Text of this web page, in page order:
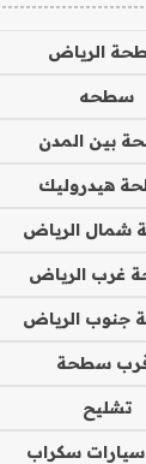
الرياض
سطحه
بين المدن
هيدروليك
شمال الرياض
غرب الرياض
جنوب الرياض
سطحة
تشليح
سكراب